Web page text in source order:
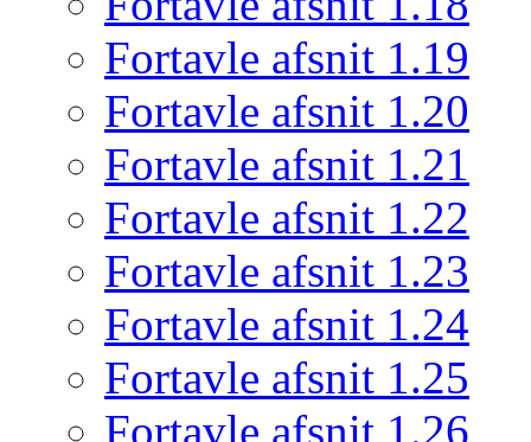
Fortavle afsnit 1.19
Fortavle afsnit 1.20
Fortavle afsnit 1.21
Fortavle afsnit 1.22
Fortavle afsnit 1.23
Fortavle afsnit 1.24
Fortavle afsnit 1.25
Fortavle afsnit 1.26